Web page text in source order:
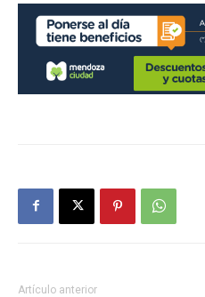
Artículo anterior